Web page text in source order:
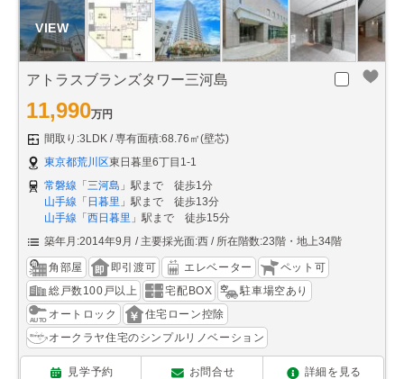
アトラスブランズタワー三河島
11,990万円
間取り:3LDK
専有面積:68.76㎡(壁芯)
東京都荒川区東日暮里6丁目1-1
常磐線 「三河島 」駅まで 徒歩1分
山手線 「 日暮里 」駅まで 徒歩13分
山手線 「西日暮里 」駅まで 徒歩15分
築年月:2014年9月
主要採光面:西 所在階数:23階・地上34階
角部屋 即引渡可 エレベーター
ペット可
総戸数100戸以上
宅配BOX
駐車場空あり
オートロック
住宅ローン控除
オークラヤ住宅のシンプルリノベーション
見学予約 お問合せ 詳細を見る